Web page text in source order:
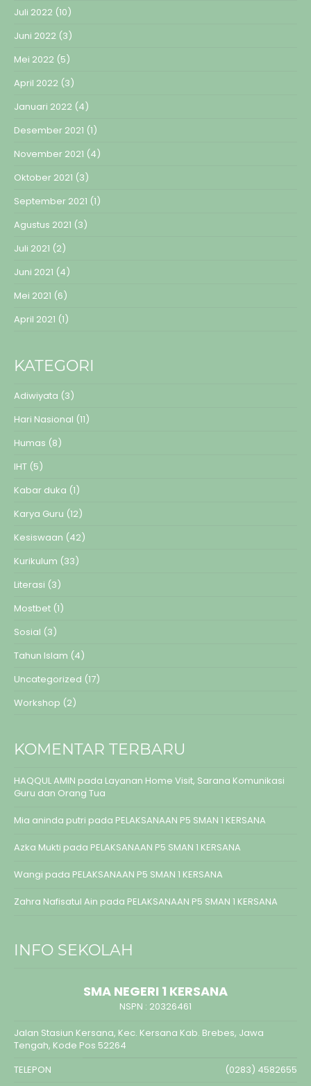
Juli 2022 (10)
Juni 2022 (3)
Mei 2022 (5)
April 2022 (3)
Januari 2022 (4)
Desember 2021 (1)
November 2021 (4)
Oktober 2021 (3)
September 2021 (1)
Agustus 2021 (3)
Juli 2021 (2)
Juni 2021 (4)
Mei 2021 (6)
April 2021 (1)
KATEGORI
Adiwiyata (3)
Hari Nasional (11)
Humas (8)
IHT (5)
Kabar duka (1)
Karya Guru (12)
Kesiswaan (42)
Kurikulum (33)
Literasi (3)
Mostbet (1)
Sosial (3)
Tahun Islam (4)
Uncategorized (17)
Workshop (2)
KOMENTAR TERBARU
HAQQUL AMIN pada Layanan Home Visit, Sarana Komunikasi
Guru dan Orang Tua
Mia aninda putri pada PELAKSANAAN P5 SMAN 1 KERSANA
Azka Mukti pada PELAKSANAAN P5 SMAN 1 KERSANA
Wangi pada PELAKSANAAN P5 SMAN 1 KERSANA
Zahra Nafisatul Ain pada PELAKSANAAN P5 SMAN 1 KERSANA
INFO SEKOLAH
SMA NEGERI 1 KERSANA
NSPN : 20326461
Jalan Stasiun Kersana, Kec. Kersana Kab. Brebes, Jawa
Tengah, Kode Pos 52264
TELEPON
(0283) 4582655